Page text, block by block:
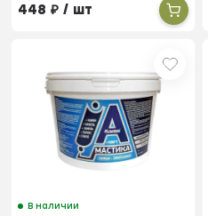
448₽ / шт
В наличии